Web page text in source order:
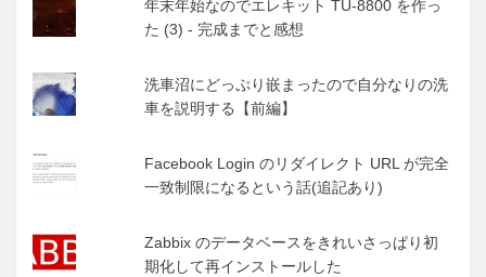
年末年始なのでエレキット TU-8800 を作っ
た (3) - 完成までと感想
洗車沼にどっぷり嵌まったので自分なりの洗
車を説明する【前編】
Facebook Login のリダイレクト URL が完全
一致制限になるという話(追記あり)
Zabbix のデータベースをきれいさっぱり初
期化して再インストールした